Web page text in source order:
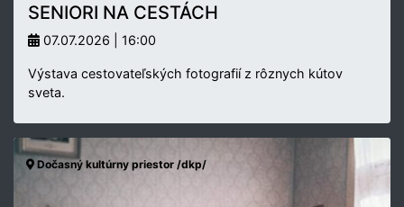
SENIORI NA CESTÁCH
07.07.2026 | 16:00
Výstava cestovateľských fotografií z rôznych kútov
sveta.
Dočasný kultúrny priestor /dkp/